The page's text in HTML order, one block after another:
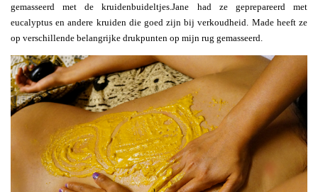
gemasseerd met de kruidenbuideltjes.Jane had ze geprepareerd met
eucalyptus en andere kruiden die goed zijn bij verkoudheid. Made heeft ze
op verschillende belangrijke drukpunten op mijn rug gemasseerd.